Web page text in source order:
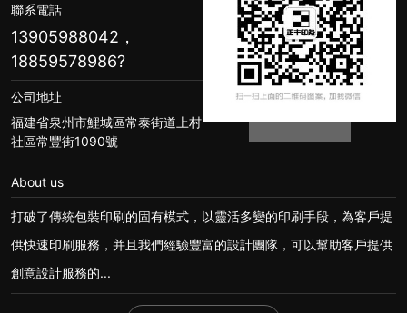
聯系電話
13905988042，
18859578986?
公司地址
福建省泉州市鯉城區常泰街道上村
社區常豐街1090號
About us
打破了傳統包裝印刷的固有模式，以靈活多變的印刷手段，為客戶提
供快速印刷服務，并且我們經驗豐富的設計團隊，可以幫助客戶提供
創意設計服務的...